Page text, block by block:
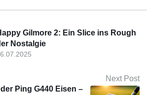
Gilmore 2: Ein Slice ins Rough
Nostalgie
Next Post
Ping G440 Eisen –